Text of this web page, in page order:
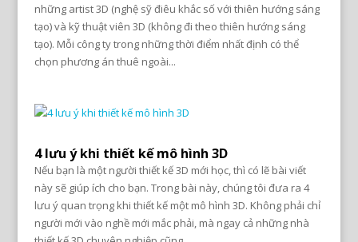
những artist 3D (nghệ sỹ điêu khắc số với thiên hướng sáng
tạo) và kỹ thuật viên 3D (không đi theo thiên hướng sáng
tạo). Mỗi công ty trong những thời điểm nhất định có thể
chọn phương án thuê ngoài...
4 lưu ý khi thiết kế mô hình 3D
Nếu bạn là một người thiết kế 3D mới học, thì có lẽ bài viết
này sẽ giúp ích cho bạn. Trong bài này, chúng tôi đưa ra 4
lưu ý quan trọng khi thiết kế một mô hình 3D. Không phải chỉ
người mới vào nghề mới mắc phải, mà ngay cả những nhà